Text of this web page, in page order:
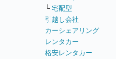
└ 宅配型
引越し会社
カーシェアリング
レンタカー
格安レンタカー